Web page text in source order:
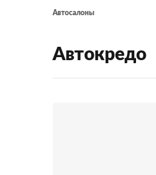
Автосалоны
Автокредо